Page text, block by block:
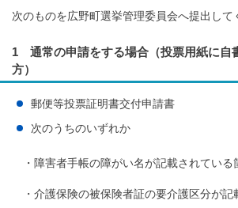
次のものを広野町選挙管理委員会へ提出して
1 通常の申請をする場合（投票用紙に自
方）
郵便等投票証明書交付申請書
次のうちのいずれか
・障害者手帳の障がい名が記載されている
・介護保険の被保険者証の要介護区分が記